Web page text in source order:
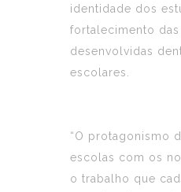
identidade dos
fortalecimento das
desenvolvidas
escolares.
“O protagonismo
escolas com os
o trabalho que